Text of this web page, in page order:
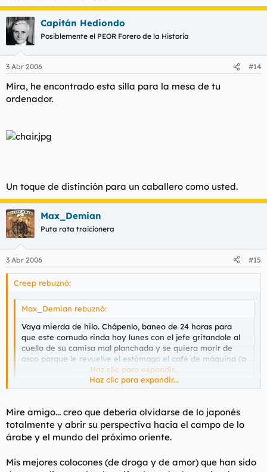
Capitán Hediondo
Posiblemente el PEOR Forero de la Historia
3 Abr 2006 #14
Mira, he encontrado esta silla para la mesa de tu
ordenador.
Un toque de distinción para un caballero como usted.
Max_Demian
Puta rata traicionera
3 Abr 2006 #15
Creep rebuznó:
Max_Demian rebuznó:
Vaya mierda de hilo. Chápenlo, baneo de 24 horas para
que este cornudo rinda hoy lunes con el jefe gritandole al
cuello de su camisa mal planchada y se quiera morir de
asco porque le revuelve el estómago el café de máquina (a
Haz clic para expandir...
pelota y eres una persona sensible con el arte, de las que dicen
colores como el melón, el tierra mojada, el color de perro
cuando huye y similares.
Haz clic para expandir...
Mire amigo... creo que debería olvidarse de lo japonés
totalmente y abrir su perspectiva hacia el campo de lo
árabe y el mundo del próximo oriente.
Mis mejores colocones (de droga y de amor) que han sido